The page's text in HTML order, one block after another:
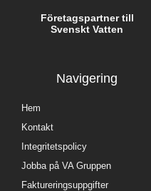
Företagspartner till
Svenskt Vatten
Navigering
Hem
Kontakt
Integritetspolicy
Jobba på VA Gruppen
Faktureringsuppgifter